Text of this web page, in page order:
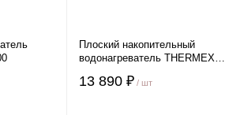
Плоский накопительный
водонагреватель THERMEX
13 890 ₽ / шт